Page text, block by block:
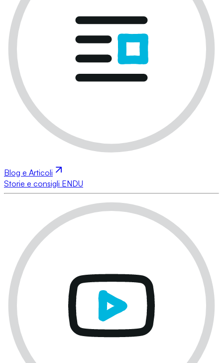
Blog e Articoli
Storie e consigli ENDU